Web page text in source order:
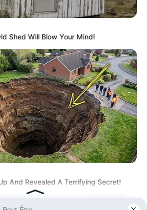
Shed Will Blow Your Mind!
And Revealed A Terrifying Secret!